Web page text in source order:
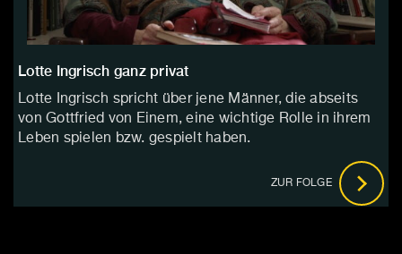
Lotte Ingrisch ganz privat
Lotte Ingrisch spricht über jene Männer, die abseits
von Gottfried von Einem, eine wichtige Rolle in ihrem
Leben spielen bzw. gespielt haben.
ZUR FOLGE